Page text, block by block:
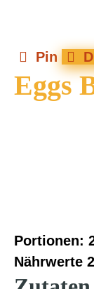
Pin
Eggs
Portionen:
Nährwerte